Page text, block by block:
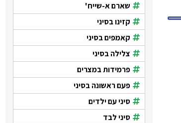
שארם א-שייח'
קזינו בסיני
קאמפים בסיני
צלילה בסיני
פרמידות במצרים
פעם ראשונה בסיני
סיני עם ילדים
סיני לבד